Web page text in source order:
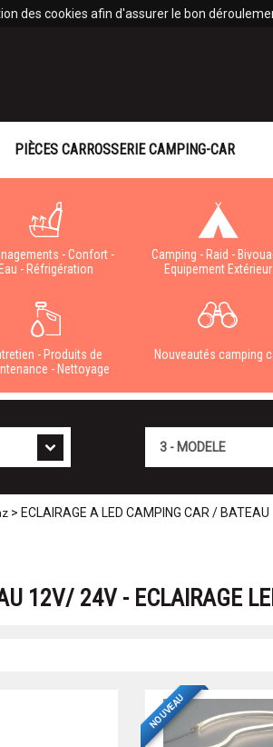
des cookies afin d'assurer le bon
- Confort -
Eau - Réfrigération
Camping - Raid -
Equipement Extérieur
- Produits de
- Nettoyage
Nouveautés camping
PIÈCES CARROSSERIE CAMPING-CAR
> ECLAIRAGE A LED CAMPING CAR / BATEAU
12V/ 24V - ECLAIRAGE
NOUVEAU